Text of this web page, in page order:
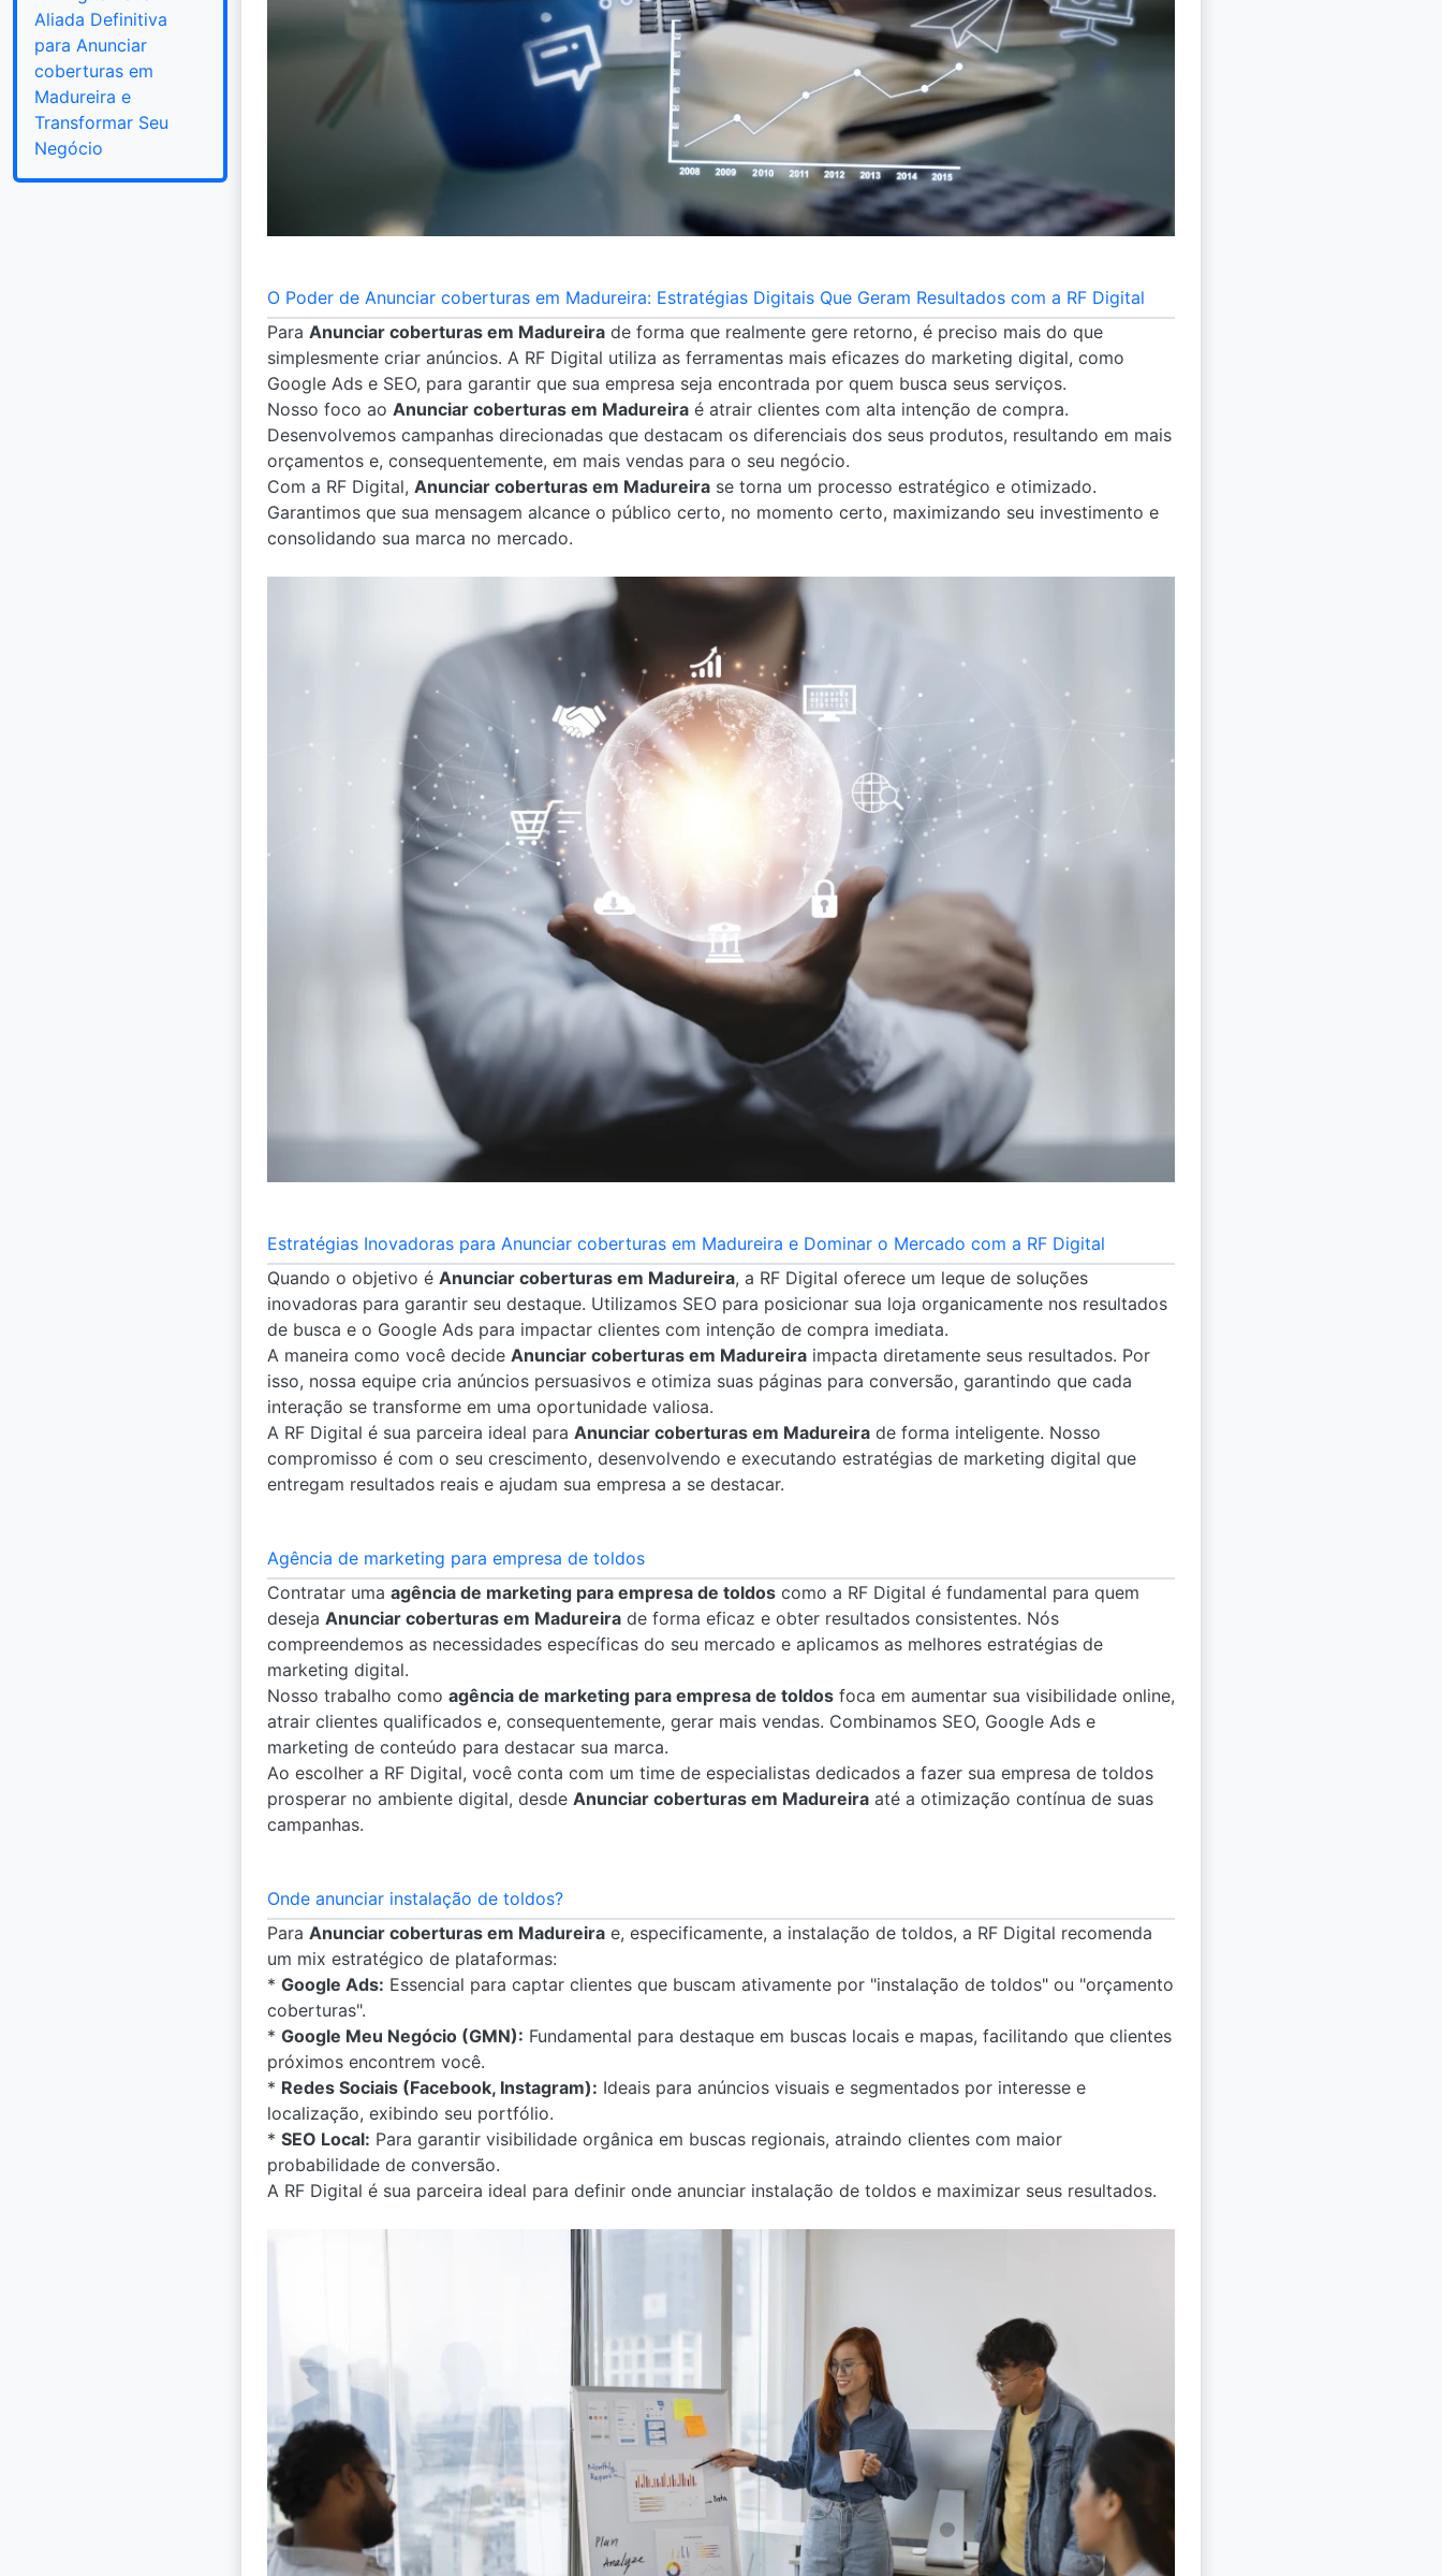
Aliada Definitiva
para Anunciar
coberturas em
Madureira e
Transformar Seu
Negócio
O Poder de Anunciar coberturas em Madureira: Estratégias Digitais Que Geram Resultados com a RF Digital
Para Anunciar coberturas em Madureira de forma que realmente gere retorno, é preciso mais do que
simplesmente criar anúncios. A RF Digital utiliza as ferramentas mais eficazes do marketing digital, como
Google Ads e SEO, para garantir que sua empresa seja encontrada por quem busca seus serviços.
Nosso foco ao Anunciar coberturas em Madureira é atrair clientes com alta intenção de compra.
Desenvolvemos campanhas direcionadas que destacam os diferenciais dos seus produtos, resultando em mais
orçamentos e, consequentemente, em mais vendas para o seu negócio.
Com a RF Digital, Anunciar coberturas em Madureira se torna um processo estratégico e otimizado.
Garantimos que sua mensagem alcance o público certo, no momento certo, maximizando seu investimento e
consolidando sua marca no mercado.
Estratégias Inovadoras para Anunciar coberturas em Madureira e Dominar o Mercado com a RF Digital
Quando o objetivo é Anunciar coberturas em Madureira, a RF Digital oferece um leque de soluções
inovadoras para garantir seu destaque. Utilizamos SEO para posicionar sua loja organicamente nos resultados
de busca e o Google Ads para impactar clientes com intenção de compra imediata.
A maneira como você decide Anunciar coberturas em Madureira impacta diretamente seus resultados. Por
isso, nossa equipe cria anúncios persuasivos e otimiza suas páginas para conversão, garantindo que cada
interação se transforme em uma oportunidade valiosa.
A RF Digital é sua parceira ideal para Anunciar coberturas em Madureira de forma inteligente. Nosso
compromisso é com o seu crescimento, desenvolvendo e executando estratégias de marketing digital que
entregam resultados reais e ajudam sua empresa a se destacar.
Agência de marketing para empresa de toldos
Contratar uma agência de marketing para empresa de toldos como a RF Digital é fundamental para quem
deseja Anunciar coberturas em Madureira de forma eficaz e obter resultados consistentes. Nós
compreendemos as necessidades específicas do seu mercado e aplicamos as melhores estratégias de
marketing digital.
Nosso trabalho como agência de marketing para empresa de toldos foca em aumentar sua visibilidade online,
atrair clientes qualificados e, consequentemente, gerar mais vendas. Combinamos SEO, Google Ads e
marketing de conteúdo para destacar sua marca.
Ao escolher a RF Digital, você conta com um time de especialistas dedicados a fazer sua empresa de toldos
prosperar no ambiente digital, desde Anunciar coberturas em Madureira até a otimização contínua de suas
campanhas.
Onde anunciar instalação de toldos?
Para Anunciar coberturas em Madureira e, especificamente, a instalação de toldos, a RF Digital recomenda
um mix estratégico de plataformas:
* Google Ads: Essencial para captar clientes que buscam ativamente por "instalação de toldos" ou "orçamento
coberturas".
* Google Meu Negócio (GMN): Fundamental para destaque em buscas locais e mapas, facilitando que clientes
próximos encontrem você.
* Redes Sociais (Facebook, Instagram): Ideais para anúncios visuais e segmentados por interesse e
localização, exibindo seu portfólio.
* SEO Local: Para garantir visibilidade orgânica em buscas regionais, atraindo clientes com maior
probabilidade de conversão.
A RF Digital é sua parceira ideal para definir onde anunciar instalação de toldos e maximizar seus resultados.